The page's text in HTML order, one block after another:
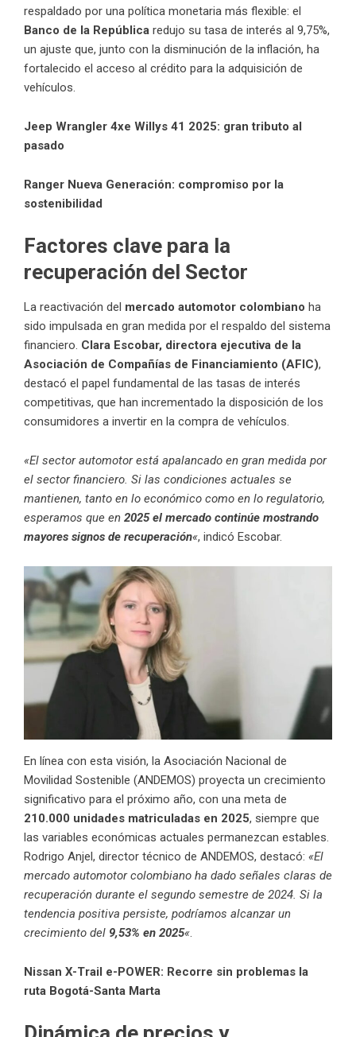
respaldado por una política monetaria más flexible: el
Banco de la República redujo su tasa de interés al 9,75%,
un ajuste que, junto con la disminución de la inflación, ha
fortalecido el acceso al crédito para la adquisición de
vehículos.
Jeep Wrangler 4xe Willys 41 2025: gran tributo al
pasado
Ranger Nueva Generación: compromiso por la
sostenibilidad
Factores clave para la
recuperación del Sector
La reactivación del mercado automotor colombiano ha
sido impulsada en gran medida por el respaldo del sistema
financiero. Clara Escobar, directora ejecutiva de la
Asociación de Compañías de Financiamiento (AFIC),
destacó el papel fundamental de las tasas de interés
competitivas, que han incrementado la disposición de los
consumidores a invertir en la compra de vehículos.
«El sector automotor está apalancado en gran medida por
el sector financiero. Si las condiciones actuales se
mantienen, tanto en lo económico como en lo regulatorio,
esperamos que en 2025 el mercado continúe mostrando
mayores signos de recuperación«, indicó Escobar.
En línea con esta visión, la Asociación Nacional de
Movilidad Sostenible (ANDEMOS) proyecta un crecimiento
significativo para el próximo año, con una meta de
210.000 unidades matriculadas en 2025, siempre que
las variables económicas actuales permanezcan estables.
Rodrigo Anjel, director técnico de ANDEMOS, destacó: «El
mercado automotor colombiano ha dado señales claras de
recuperación durante el segundo semestre de 2024. Si la
tendencia positiva persiste, podríamos alcanzar un
crecimiento del 9,53% en 2025«.
Nissan X-Trail e-POWER: Recorre sin problemas la
ruta Bogotá-Santa Marta